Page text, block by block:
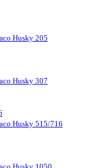
Husky 205
Husky 307
Husky 515/716